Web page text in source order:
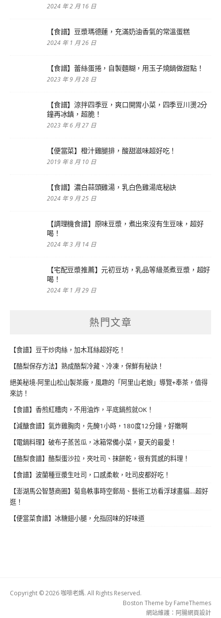
2024 年 2 月 16 日
【食譜】豆漿瑪德蓮，充滿奶油香氣的常溫蛋糕
2024 年 1 月 26 日
【食譜】蕾絲蛋捲，自製麵糊，用玉子燒鍋做甜點！
2023 年 9 月 28 日
【食譜】涼拌四季豆，爽口開胃小菜，四季豆川燙2分
鐘再冰鎮，超脆！
2023 年 6 月 27 日
【便當菜】橙汁雞腿排，酸甜滋味超好吃！
2019 年 8 月 10 日
【食譜】濃白蒜頭雞湯，乳白色雞湯底秘訣
2024 年 9 月 25 日
【調理機食譜】原味豆漿，煮出來沒有生豆味，超好
喝！
2024 年 3 月 14 日
【宅配豆漿推薦】元初豆坊，乳品等級蒸煮豆漿，超好
喝！
2024 年 1 月 29 日
熱門文章
【食譜】豆干炒肉絲，加木耳絲超好吃！
【酪梨保存方法】熟成酪梨冷藏、冷凍，保鮮有秘訣！
絕美秘境-阿里山松山製茶廠，風趣的「阿里山老娘」導覽+奉茶，值得
來訪！
【食譜】香煎紅糟肉，不用油炸，平底鍋煎就OK！
【減醣食譜】氣炸雞胸肉，先醃1小時，180度12分鐘，好嫩啊
【電鍋料理】破布子蒸苦瓜，冰箱常備小菜，夏天的最愛！
【酪梨食譜】酪梨蛋沙拉，夾吐司、抹餅乾，很有質感的料理！
【食譜】波蘭種豆漿生吐司，口感柔軟，吐司皮都好吃！
【澎湖馬公智慧商圈】菊島軼事時空郵局、藝術工坊看浮球畫貓....超好
逛！
【便當菜食譜】冰糖翅小腿，允指回味的好味道
Copyright © 2026 咖啡老媽. All Rights Reserved.
Boston Theme by FameThemes
網站維護： 阿腸網頁設計